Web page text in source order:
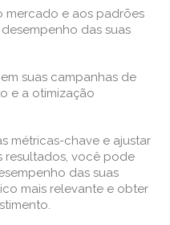
mercado e aos padrões
das suas
suas campanhas de
e a otimização
métricas-chave e ajustar
resultados, você pode
das suas
mais relevante e obter